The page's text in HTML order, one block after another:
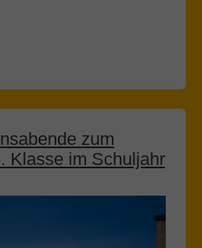
zum
Klasse im Schuljahr